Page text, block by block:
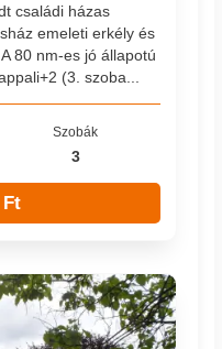
családi házas
emeleti erkély és
80 nm-es jó állapotú
(3. szoba...
Szobák
3
Ft